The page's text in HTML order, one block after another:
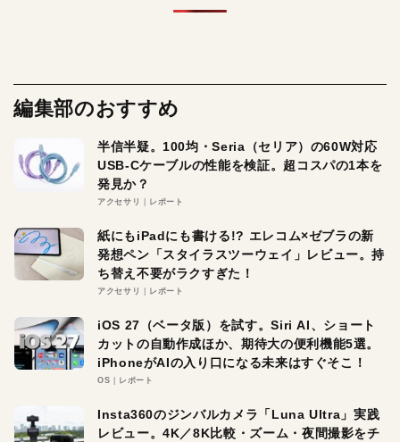
編集部のおすすめ
半信半疑。100均・Seria（セリア）の60W対応
USB-Cケーブルの性能を検証。超コスパの1本を
発見か？
アクセサリ レポート
紙にもiPadにも書ける!? エレコム×ゼブラの新
発想ペン「スタイラスツーウェイ」レビュー。持
ち替え不要がラクすぎた！
アクセサリ レポート
iOS 27（ベータ版）を試す。Siri AI、ショート
カットの自動作成ほか、期待大の便利機能5選。
iPhoneがAIの入り口になる未来はすぐそこ！
OS レポート
Insta360のジンバルカメラ「Luna Ultra」実践
レビュー。4K／8K比較・ズーム・夜間撮影をチ